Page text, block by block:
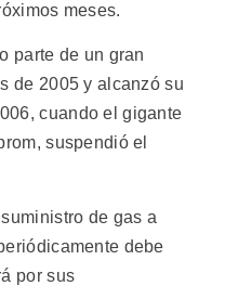
meses.
parte de un gran
de 2005 y alcanzó su
cuando el gigante
suspendió el
de gas a
debe
por sus